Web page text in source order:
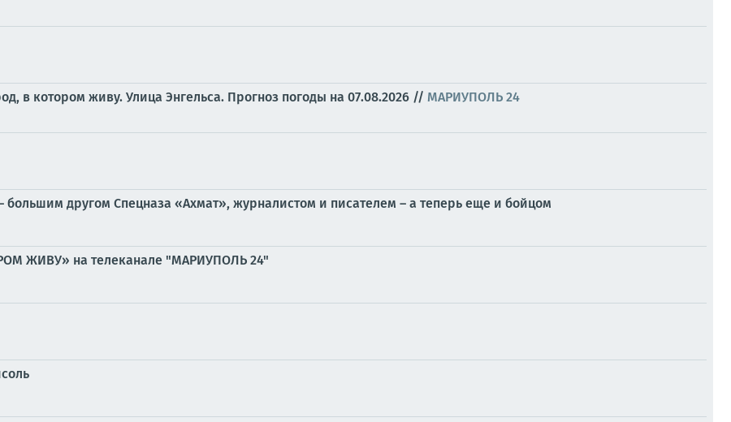
в котором живу. Улица Энгельса. Прогноз погоды на 07.08.2026 // МАРИУПОЛЬ 24
большим другом Спецназа «Ахмат», журналистом и писателем – а теперь еще и бойцом
ЖИВУ» на телеканале "МАРИУПОЛЬ 24"